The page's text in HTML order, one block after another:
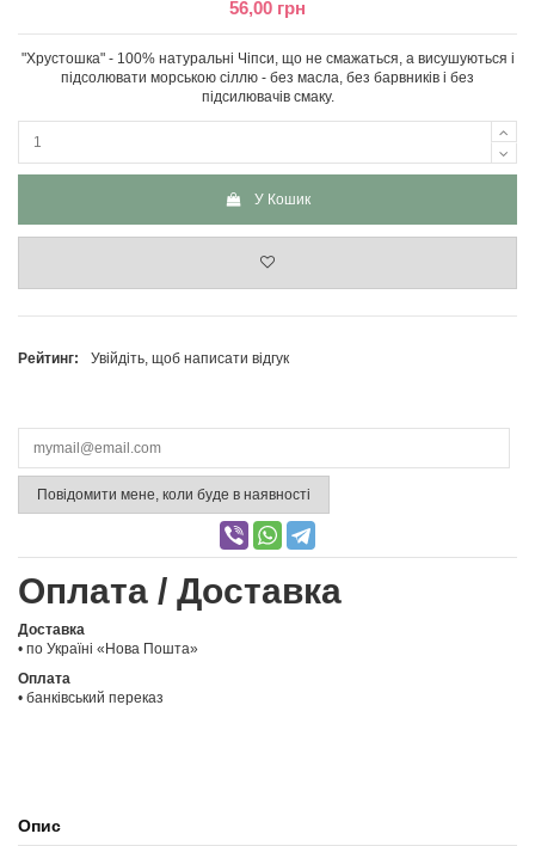
56,00 грн
"Хрустошка" - 100% натуральні Чіпси, що не смажаться, а висушуються і
підсолювати морською сіллю - без масла, без барвників і без
підсилювачів смаку.
У Кошик
Рейтинг: Увійдіть, щоб написати відгук
Повідомити мене, коли буде в наявності
Оплата / Доставка
Доставка
• по Україні «Нова Пошта»
Оплата
• банківський переказ
Опис